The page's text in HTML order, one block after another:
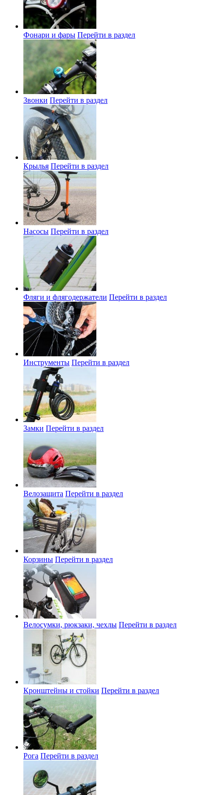
Фонари и фары Перейти в раздел
Звонки Перейти в раздел
Крылья Перейти в раздел
Насосы Перейти в раздел
Фляги и флягодержатели Перейти в раздел
Инструменты Перейти в раздел
Замки Перейти в раздел
Велозащита Перейти в раздел
Корзины Перейти в раздел
Велосумки, рюкзаки, чехлы Перейти в раздел
Кронштейны и стойки Перейти в раздел
Рога Перейти в раздел